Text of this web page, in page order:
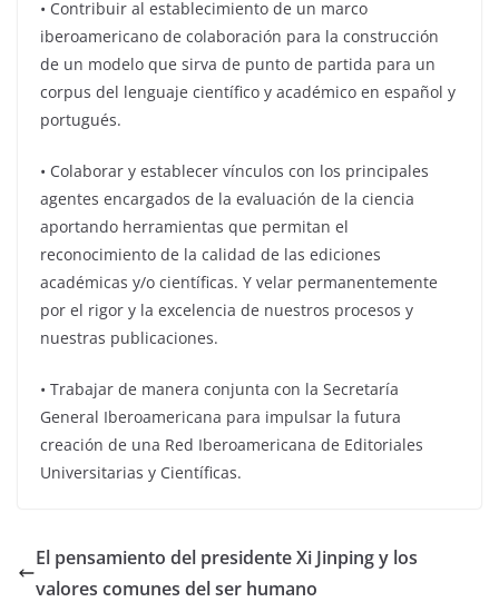
• Contribuir al establecimiento de un marco
iberoamericano de colaboración para la construcción
de un modelo que sirva de punto de partida para un
corpus del lenguaje científico y académico en español y
portugués.
•⁠ ⁠Colaborar y establecer vínculos con los principales
agentes encargados de la evaluación de la ciencia
aportando herramientas que permitan el
reconocimiento de la calidad de las ediciones
académicas y/o científicas. Y velar permanentemente
por el rigor y la excelencia de nuestros procesos y
nuestras publicaciones.
•⁠ ⁠Trabajar de manera conjunta con la Secretaría
General Iberoamericana para impulsar la futura
creación de una Red Iberoamericana de Editoriales
Universitarias y Científicas.
El pensamiento del presidente Xi Jinping y los
valores comunes del ser humano